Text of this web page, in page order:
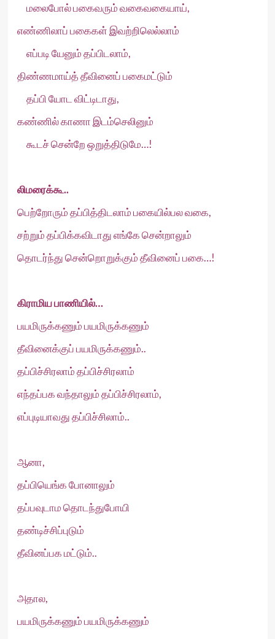
மலைபோல் பகைவரும் வகைவகையாய்,
எண்ணிலாப் பகைகள் இவற்றிலெல்லாம்
எப்படி யேனும் தப்பிடலாம்,
திண்ணமாய்த் தீவினைப் பகைமட்டும்
தப்பி யோட விட்டிடாது,
கண்ணில் காணா இடம்செலினும்
கூடச் சென்றே ஒறுத்திடுமே…!
லிமரைக்கூ..
பெற்றோரும் தப்பித்திடலாம் பகையில்பல வகை,
சற்றும் தப்பிக்கவிடாது எங்கே சென்றாலும்
தொடர்ந்து சென்றொறுக்கும் தீவினைப் பகை…!
கிராமிய பாணியில்…
பயமிருக்கணும் பயமிருக்கணும்
தீவினைக்குப் பயமிருக்கணும்..
தப்பிச்சிரலாம் தப்பிச்சிரலாம்
எந்தப்பக வந்தாலும் தப்பிச்சிரலாம்,
எப்புடியாவது தப்பிச்சிலாம்..
ஆனா,
தப்பியெங்க போனாலும்
தப்பவுடாம தொடந்துபோயி
தண்டிச்சிப்புடும்
தீவினப்பக மட்டும்..
அதால,
பயமிருக்கணும் பயமிருக்கணும்